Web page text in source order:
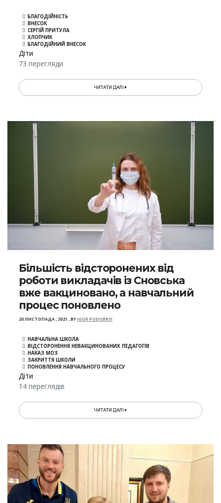
БЛАГОДІЙНІСТЬ
ВНЕСОК
СЕРГІЙ ПРИТУЛА
ХЛОПЧИК
БЛАГОДІЙНИЙ ВНЕСОК
Діти
73 перегляди
ЧИТАТИ ДАЛІ
Більшість відсторонених від
роботи викладачів із Сновська
вже вакциновано, а навчальний
процес поновлено
20 ЛИСТОПАДА , 2021 ,BYIGOR PODOBRIY
НАВЧАЛЬНА ШКОЛА
ВІДСТОРОНЕННЯ НЕВАКЦИНОВАНИХ ПЕДАГОГІВ
НАКАЗ МОЗ
ЗАКРИТТЯ ШКОЛИ
ПОНОВЛЕННЯ НАВЧАЛЬНОГО ПРОЦЕСУ
Діти
14 переглядів
ЧИТАТИ ДАЛІ